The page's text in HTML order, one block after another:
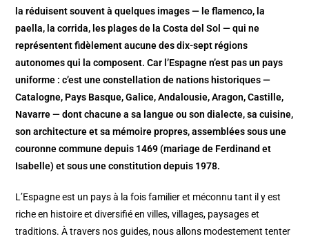
la réduisent souvent à quelques images — le flamenco, la
paella, la corrida, les plages de la Costa del Sol — qui ne
représentent fidèlement aucune des dix-sept régions
autonomes qui la composent. Car l’Espagne n’est pas un pays
uniforme : c’est une constellation de nations historiques —
Catalogne, Pays Basque, Galice, Andalousie, Aragon, Castille,
Navarre — dont chacune a sa langue ou son dialecte, sa cuisine,
son architecture et sa mémoire propres, assemblées sous une
couronne commune depuis 1469 (mariage de Ferdinand et
Isabelle) et sous une constitution depuis 1978.
L’Espagne est un pays à la fois familier et méconnu tant il y est
riche en histoire et diversifié en villes, villages, paysages et
traditions. À travers nos guides, nous allons modestement tenter